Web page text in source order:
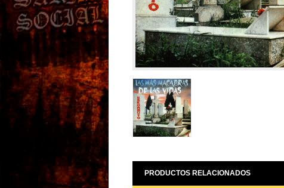
PRODUCTOS RELACIONADOS